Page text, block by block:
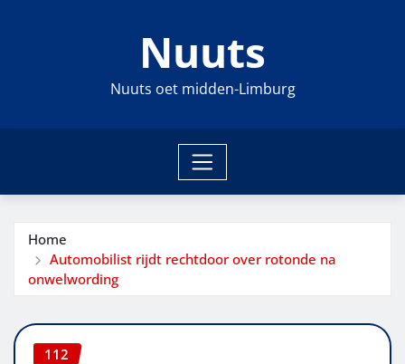
Nuuts
Nuuts oet midden-Limburg
Home
Automobilist rijdt rechtdoor over rotonde na
onwelwording
112